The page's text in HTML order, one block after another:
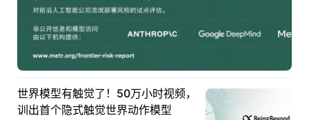
世界模型有触觉了！50万小时视频，
训出首个隐式触觉世界动作模型